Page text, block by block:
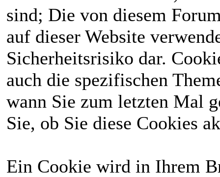
sind; Die von diesem
auf dieser Website
Sicherheitsrisiko dar.
auch die spezifischen
wann Sie zum letzten Mal
Sie, ob Sie diese Cookies
Ein Cookie wird in Ihrem